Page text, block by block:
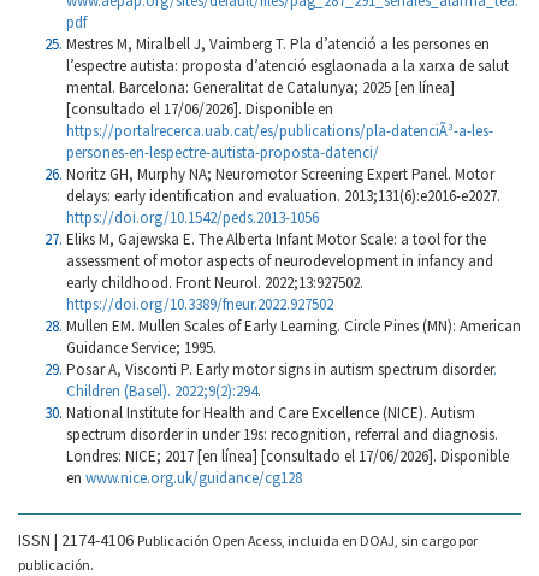
pdf
Mestres M, Miralbell J, Vaimberg T. Pla d’atenció a les persones en
l’espectre autista: proposta d’atenció esglaonada a la xarxa de salut
mental. Barcelona: Generalitat de Catalunya; 2025 [en línea]
[consultado el 17/06/2026]. Disponible en
https://portalrecerca.uab.cat/es/publications/pla-datenciÃ³-a-les-
persones-en-lespectre-autista-proposta-datenci/
Noritz GH, Murphy NA; Neuromotor Screening Expert Panel. Motor
delays: early identification and evaluation. 2013;131(6):e2016-e2027.
https://doi.org/10.1542/peds.2013-1056
Eliks M, Gajewska E. The Alberta Infant Motor Scale: a tool for the
assessment of motor aspects of neurodevelopment in infancy and
early childhood. Front Neurol. 2022;13:927502.
https://doi.org/10.3389/fneur.2022.927502
Mullen EM. Mullen Scales of Early Learning. Circle Pines (MN): American
Guidance Service; 1995.
Posar A, Visconti P. Early motor signs in autism spectrum disorder.
Children (Basel). 2022;9(2):294.
National Institute for Health and Care Excellence (NICE). Autism
spectrum disorder in under 19s: recognition, referral and diagnosis.
Londres: NICE; 2017 [en línea] [consultado el 17/06/2026]. Disponible
en www.nice.org.uk/guidance/cg128
ISSN | 2174-4106 Publicación Open Acess, incluida en DOAJ, sin cargo por
publicación.